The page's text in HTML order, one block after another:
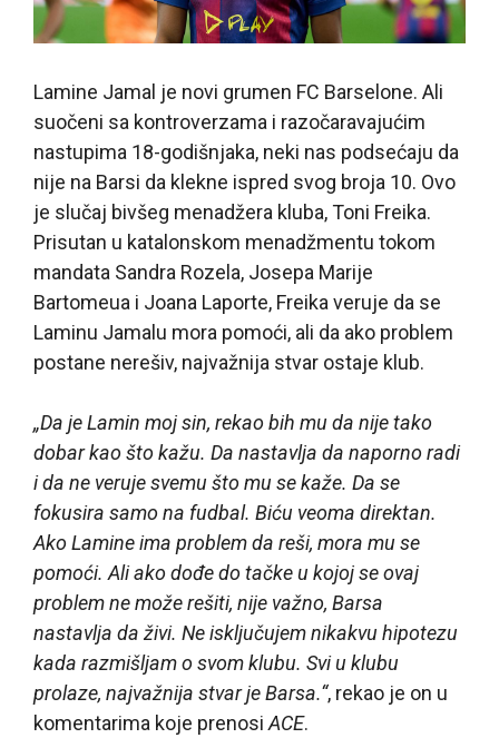
Lamine Jamal je novi grumen FC Barselone. Ali
suočeni sa kontroverzama i razočaravajućim
nastupima 18-godišnjaka, neki nas podsećaju da
nije na Barsi da klekne ispred svog broja 10. Ovo
je slučaj bivšeg menadžera kluba, Toni Freika.
Prisutan u katalonskom menadžmentu tokom
mandata Sandra Rozela, Josepa Marije
Bartomeua i Joana Laporte, Freika veruje da se
Laminu Jamalu mora pomoći, ali da ako problem
postane nerešiv, najvažnija stvar ostaje klub.
„Da je Lamin moj sin, rekao bih mu da nije tako
dobar kao što kažu. Da nastavlja da naporno radi
i da ne veruje svemu što mu se kaže. Da se
fokusira samo na fudbal. Biću veoma direktan.
Ako Lamine ima problem da reši, mora mu se
pomoći. Ali ako dođe do tačke u kojoj se ovaj
problem ne može rešiti, nije važno, Barsa
nastavlja da živi. Ne isključujem nikakvu hipotezu
kada razmišljam o svom klubu. Svi u klubu
prolaze, najvažnija stvar je Barsa.“, rekao je on u
komentarima koje prenosi ACE.